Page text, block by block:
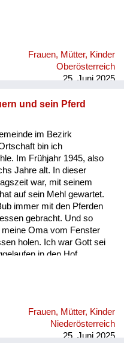
Frauen, Mütter, Kinder
Oberösterreich
25. Juni 2025
und sein Pferd
im Bezirk
bin ich
Im Frühjahr 1945, also
Jahre alt. In dieser
war, mit seinem
auf sein Mehl gewartet.
immer mit den Pferden
gebracht. Und so
Oma vom Fenster
holen. Ich war Gott sei
in den Hof.
Frauen, Mütter, Kinder
Niederösterreich
25. Juni 2025